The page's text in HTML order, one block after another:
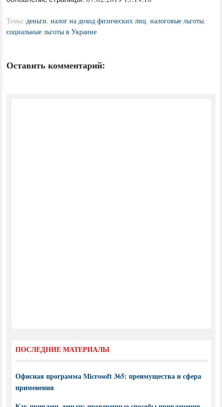
Темы:деньги,налог на доход физических лиц,налоговые льготы,
социальные льготы в Украине
Оставить комментарий:
ПОСЛЕДНИЕ МАТЕРИАЛЫ
Офисная программа Microsoft 365: преимущества и сфера
применения